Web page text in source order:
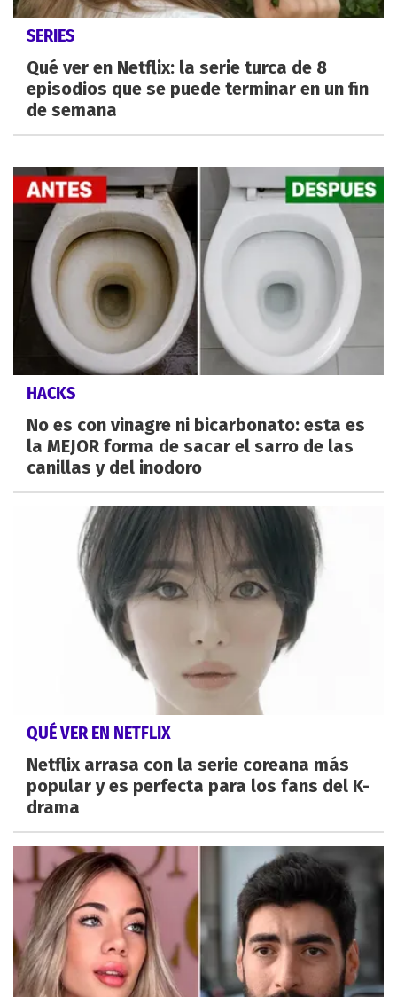
SERIES
Qué ver en Netflix: la serie turca de 8
episodios que se puede terminar en un fin
de semana
HACKS
No es con vinagre ni bicarbonato: esta es
la MEJOR forma de sacar el sarro de las
canillas y del inodoro
QUÉ VER EN NETFLIX
Netflix arrasa con la serie coreana más
popular y es perfecta para los fans del K-
drama